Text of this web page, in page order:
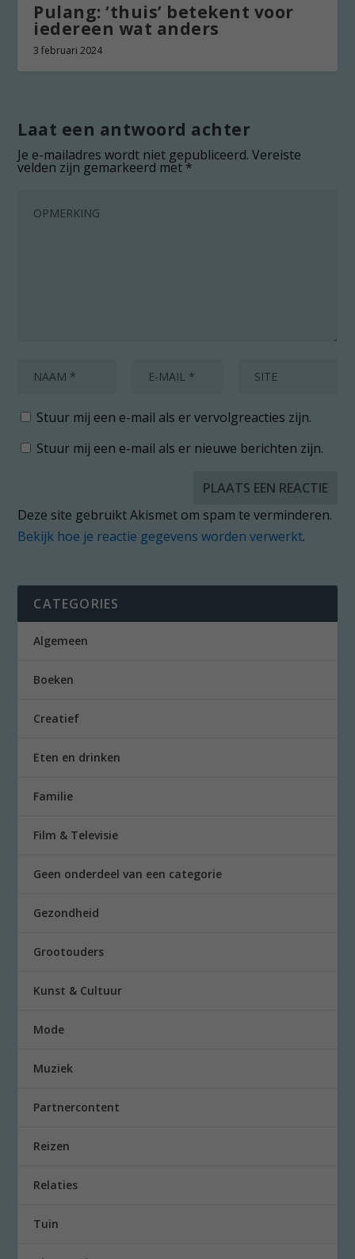
Pulang: ‘thuis’ betekent voor
iedereen wat anders
3 februari 2024
Laat een antwoord achter
Je e-mailadres wordt niet gepubliceerd. Vereiste
velden zijn gemarkeerd met*
Stuur mij een e-mail als er vervolgreacties zijn.
Stuur mij een e-mail als er nieuwe berichten zijn.
Deze site gebruikt Akismet om spam te verminderen.
Bekijk hoe je reactie gegevens worden verwerkt.
CATEGORIES
Algemeen
Boeken
Creatief
Eten en drinken
Familie
Film & Televisie
Geen onderdeel van een categorie
Gezondheid
Grootouders
Kunst & Cultuur
Mode
Muziek
Partnercontent
Reizen
Relaties
Tuin